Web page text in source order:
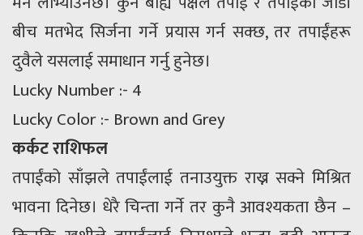
बीच मतभेद सिर्जना गर्ने प्रयास गर्न सक्छ, तर तपाईंहरू
दुवैले यसलाई समाधान गर्नु हुनेछ।
Lucky Number :- 4
Lucky Color :- Brown and Grey
कर्कट राशिफल
तपाईंको साँझले तपाईंलाई तनाउयुक्त राख्न सक्ने मिश्रित
भावना दिनेछ। धेरै चिन्ता गर्ने तर कुनै आवश्यकता छैन –